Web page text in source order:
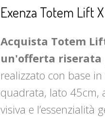
Exenza Totem Lift
Acquista Totem
un'offerta riserata
realizzato con base
quadrata, lato 45cm,
visiva e